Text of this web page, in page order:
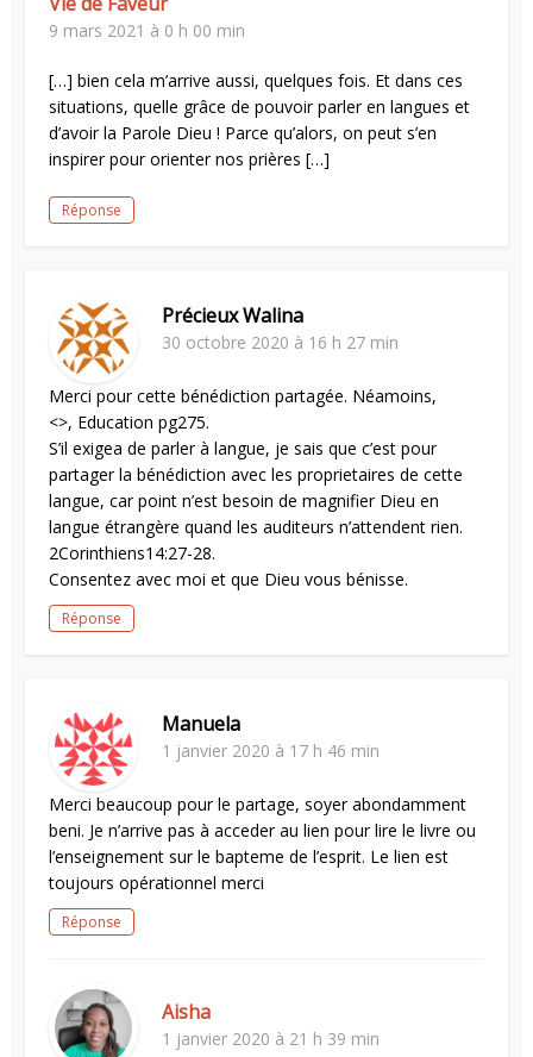
9 mars 2021 à 0 h 00 min
[…] bien cela m’arrive aussi, quelques fois. Et dans ces
situations, quelle grâce de pouvoir parler en langues et
d’avoir la Parole Dieu ! Parce qu’alors, on peut s’en
inspirer pour orienter nos prières […]
Réponse
Précieux Walina
30 octobre 2020 à 16 h 27 min
Merci pour cette bénédiction partagée. Néamoins,
<>, Education pg275.
S’il exigea de parler à langue, je sais que c’est pour
partager la bénédiction avec les proprietaires de cette
langue, car point n’est besoin de magnifier Dieu en
langue étrangère quand les auditeurs n’attendent rien.
2Corinthiens14:27-28.
Consentez avec moi et que Dieu vous bénisse.
Réponse
Manuela
1 janvier 2020 à 17 h 46 min
Merci beaucoup pour le partage, soyer abondamment
beni. Je n’arrive pas à acceder au lien pour lire le livre ou
l’enseignement sur le bapteme de l’esprit. Le lien est
toujours opérationnel merci
Réponse
Aisha
1 janvier 2020 à 21 h 39 min